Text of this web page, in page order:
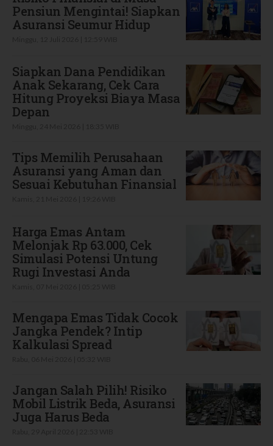
Pensiun Mengintai! Siapkan
Asuransi Seumur Hidup
Siapkan Dana Pendidikan
Anak Sekarang, Cek Cara
Hitung Proyeksi Biaya Masa
Depan
Tips Memilih Perusahaan
Asuransi yang Aman dan
Sesuai Kebutuhan Finansial
Harga Emas Antam
Melonjak Rp 63.000, Cek
Simulasi Potensi Untung
Rugi Investasi Anda
Mengapa Emas Tidak Cocok
Jangka Pendek? Intip
Kalkulasi Spread
Jangan Salah Pilih! Risiko
Mobil Listrik Beda, Asuransi
Juga Harus Beda